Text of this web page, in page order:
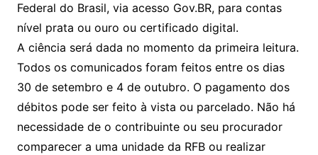
Federal do Brasil, via acesso Gov.BR, para contas
nível prata ou ouro ou certificado digital.
A ciência será dada no momento da primeira leitura.
Todos os comunicados foram feitos entre os dias
30 de setembro e 4 de outubro. O pagamento dos
débitos pode ser feito à vista ou parcelado. Não há
necessidade de o contribuinte ou seu procurador
comparecer a uma unidade da RFB ou realizar